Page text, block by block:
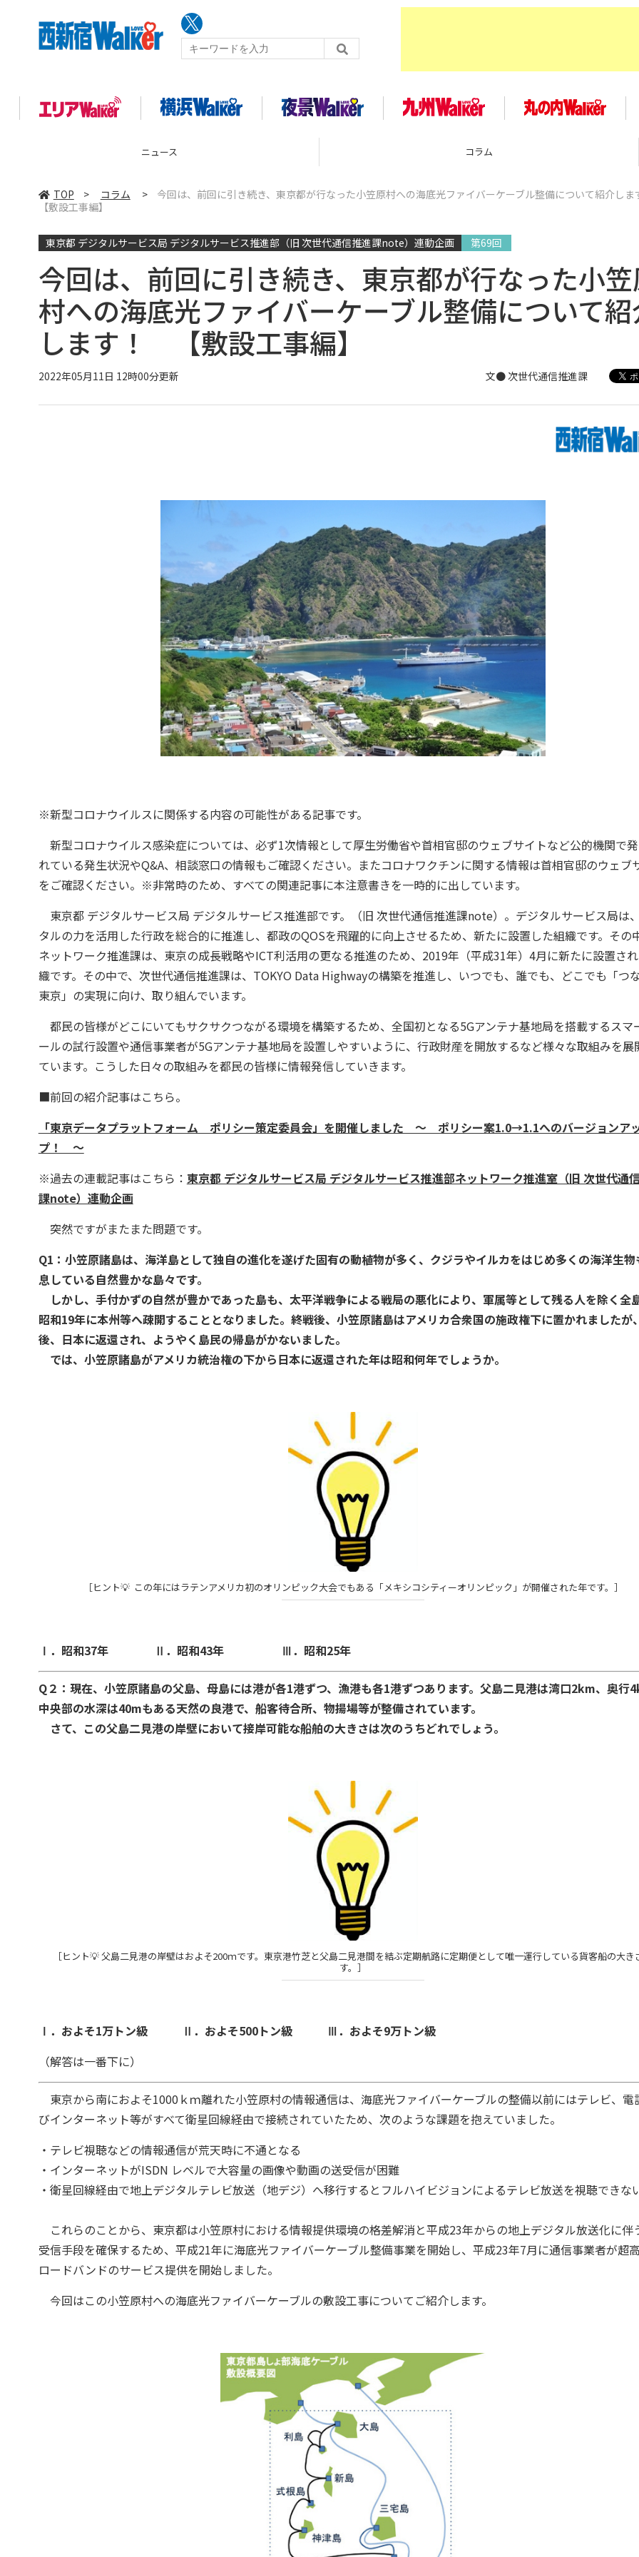
ニュース コラム
TOP > コラム >
今回は、前回に引き続き、東京都が行なった小笠原村への海底光ファイバーケーブル整備について紹介し
【敷設工事編】
東京都 デジタルサービス局 デジタルサービス推進部（旧 次世代通信推進課note）連動企画 第69回
今回は、前回に引き続き、東京都が行なった小
村への海底光ファイバーケーブル整備について
します！ 【敷設工事編】
2022年05月11日 12時00分更新 文● 次世代通信推進課
※新型コロナウイルスに関係する内容の可能性がある記事です。
新型コロナウイルス感染症については、必ず1次情報として厚生労働省や首相官邸のウェブサイトなど公的機関で
れている発生状況やQ&A、相談窓口の情報もご確認ください。またコロナワクチンに関する情報は首相官邸のウェブ
をご確認ください。※非常時のため、すべての関連記事に本注意書きを一時的に出しています。
東京都 デジタルサービス局 デジタルサービス推進部です。（旧 次世代通信推進課note）。デジタルサービス局は
タルの力を活用した行政を総合的に推進し、都政のQOSを飛躍的に向上させるため、新たに設置した組織です。その
ネットワーク推進課は、東京の成長戦略やICT利活用の更なる推進のため、2019年（平成31年）4月に新たに設置さ
織です。その中で、次世代通信推進課は、TOKYO Data Highwayの構築を推進し、いつでも、誰でも、どこでも「つ
東京」の実現に向け、取り組んでいます。
都民の皆様がどこにいてもサクサクつながる環境を構築するため、全国初となる5Gアンテナ基地局を搭載するスマ
ールの試行設置や通信事業者が5Gアンテナ基地局を設置しやすいように、行政財産を開放するなど様々な取組みを展
ています。こうした日々の取組みを都民の皆様に情報発信していきます。
■前回の紹介記事はこちら。
「東京データプラットフォーム ポリシー策定委員会」を開催しました ～ ポリシー案1.0→1.1へのバージョンア
プ！ ～
※過去の連載記事はこちら： 東京都 デジタルサービス局 デジタルサービス推進部ネットワーク推進室（旧 次世代通
課note）連動企画
突然ですがまたまた問題です。
Q1： 小笠原諸島は、海洋島として独自の進化を遂げた固有の動植物が多く、クジラやイルカをはじめ多くの海洋生物
息している自然豊かな島々です。
しかし、手付かずの自然が豊かであった島も、太平洋戦争による戦局の悪化により、軍属等として残る人を除く全
昭和19年に本州等へ疎開することとなりました。終戦後、小笠原諸島はアメリカ合衆国の施政権下に置かれましたが
後、日本に返還され、ようやく島民の帰島がかないました。
では、小笠原諸島がアメリカ統治権の下から日本に返還された年は昭和何年でしょうか。
［ヒント💡 この年にはラテンアメリカ初のオリンピック大会でもある「メキシコシティーオリンピック」が開催された年です。］
Ⅰ．昭和37年 Ⅱ．昭和43年 Ⅲ．昭和25年
Q２：現在、小笠原諸島の父島、母島には港が各1港ずつ、漁港も各1港ずつあります。父島二見港は湾口2km、奥行
中央部の水深は40mもある天然の良港で、船客待合所、物揚場等が整備されています。
さて、この父島二見港の岸壁において接岸可能な船舶の大きさは次のうちどれでしょう。
［ヒント💡 父島二見港の岸壁はおよそ200ｍです。東京港竹芝と父島二見港間を結ぶ定期航路に定期便として唯一運行している貨客船の大き
す。］
Ⅰ．およそ1万トン級 Ⅱ．およそ500トン級 Ⅲ．およそ9万トン級
（解答は一番下に）
東京から南におよそ1000ｋｍ離れた小笠原村の情報通信は、海底光ファイバーケーブルの整備以前にはテレビ、電
びインターネット等がすべて衛星回線経由で接続されていたため、次のような課題を抱えていました。
・テレビ視聴などの情報通信が荒天時に不通となる
・ インターネットがISDN レベルで大容量の画像や動画の送受信が困難
・衛星回線経由で地上デジタルテレビ放送（地デジ）へ移行するとフルハイビジョンによるテレビ放送を視聴できな
これらのことから、東京都は小笠原村における情報提供環境の格差解消と平成23年からの地上デジタル放送化に伴
受信手段を確保するため、平成21年に海底光ファイバーケーブル整備事業を開始し、平成23年7月に通信事業者が超
ロードバンドのサービス提供を開始しました。
今回はこの小笠原村への海底光ファイバーケーブルの敷設工事についてご紹介します。